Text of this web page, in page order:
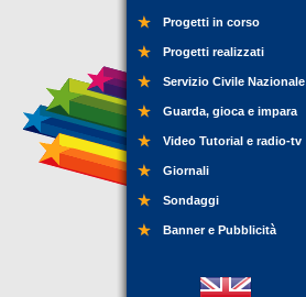
Progetti in corso
Progetti realizzati
Servizio Civile Nazionale
Guarda, gioca e impara
Video Tutorial e radio-tv
Giornali
Sondaggi
Banner e Pubblicità